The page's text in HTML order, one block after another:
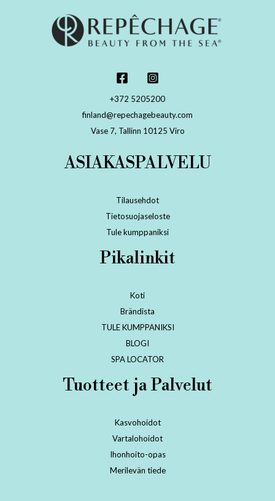
+372 5205200
finland@repechagebeauty.com
Vase 7, Tallinn 10125 Viro
ASIAKASPALVELU
Tilausehdot
Tietosuojaseloste
Tule kumppaniksi
Pikalinkit
Koti
Brändista
TULE KUMPPANIKSI
BLOGI
SPA LOCATOR
Tuotteet ja Palvelut
Kasvohoidot
Vartalohoidot
Ihonhoito-opas
Merilevän tiede